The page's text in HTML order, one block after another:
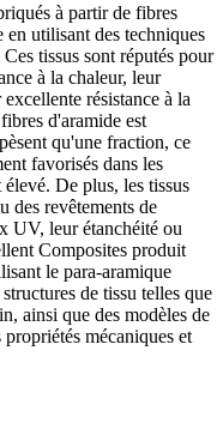
à partir de fibres
en utilisant des techniques
tissus sont réputés pour
à la chaleur, leur
résistance à la
d'aramide est
qu'une fraction, ce
favorisés dans les
De plus, les tissus
des revêtements de
UV, leur étanchéité ou
Composites produit
le para-aramique
de tissu telles que
ainsi que des modèles de
mécaniques et